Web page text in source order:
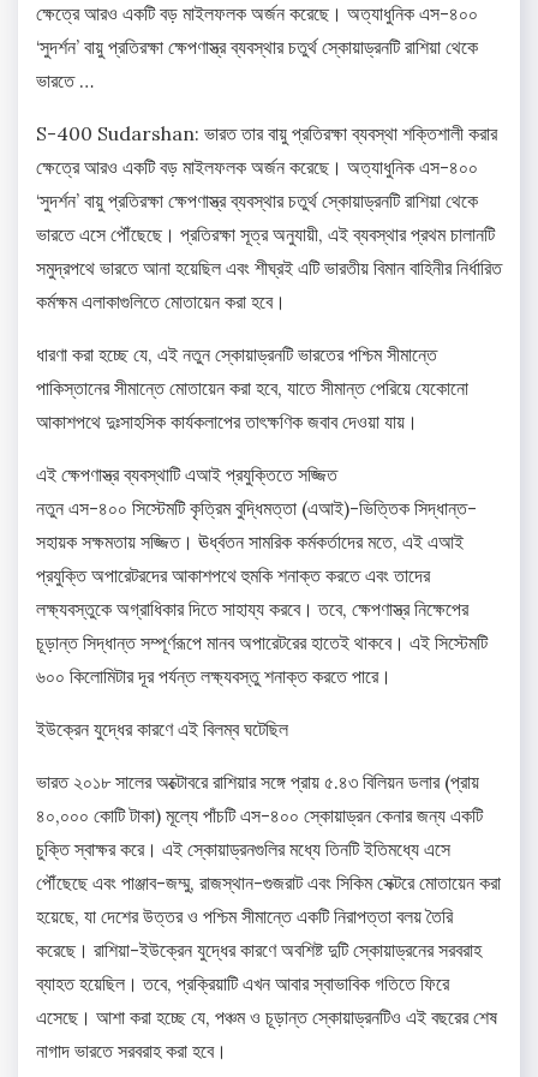
ক্ষেত্রে আরও একটি বড় মাইলফলক অর্জন করেছে। অত্যাধুনিক এস-৪০০
‘সুদর্শন’ বায়ু প্রতিরক্ষা ক্ষেপণাস্ত্র ব্যবস্থার চতুর্থ স্কোয়াড্রনটি রাশিয়া থেকে
ভারতে …
S-400 Sudarshan: ভারত তার বায়ু প্রতিরক্ষা ব্যবস্থা শক্তিশালী করার
ক্ষেত্রে আরও একটি বড় মাইলফলক অর্জন করেছে। অত্যাধুনিক এস-৪০০
‘সুদর্শন’ বায়ু প্রতিরক্ষা ক্ষেপণাস্ত্র ব্যবস্থার চতুর্থ স্কোয়াড্রনটি রাশিয়া থেকে
ভারতে এসে পৌঁছেছে। প্রতিরক্ষা সূত্র অনুযায়ী, এই ব্যবস্থার প্রথম চালানটি
সমুদ্রপথে ভারতে আনা হয়েছিল এবং শীঘ্রই এটি ভারতীয় বিমান বাহিনীর নির্ধারিত
কর্মক্ষম এলাকাগুলিতে মোতায়েন করা হবে।
ধারণা করা হচ্ছে যে, এই নতুন স্কোয়াড্রনটি ভারতের পশ্চিম সীমান্তে
পাকিস্তানের সীমান্তে মোতায়েন করা হবে, যাতে সীমান্ত পেরিয়ে যেকোনো
আকাশপথে দুঃসাহসিক কার্যকলাপের তাৎক্ষণিক জবাব দেওয়া যায়।
এই ক্ষেপণাস্ত্র ব্যবস্থাটি এআই প্রযুক্তিতে সজ্জিত
নতুন এস-৪০০ সিস্টেমটি কৃত্রিম বুদ্ধিমত্তা (এআই)-ভিত্তিক সিদ্ধান্ত-
সহায়ক সক্ষমতায় সজ্জিত। ঊর্ধ্বতন সামরিক কর্মকর্তাদের মতে, এই এআই
প্রযুক্তি অপারেটরদের আকাশপথে হুমকি শনাক্ত করতে এবং তাদের
লক্ষ্যবস্তুকে অগ্রাধিকার দিতে সাহায্য করবে। তবে, ক্ষেপণাস্ত্র নিক্ষেপের
চূড়ান্ত সিদ্ধান্ত সম্পূর্ণরূপে মানব অপারেটরের হাতেই থাকবে। এই সিস্টেমটি
৬০০ কিলোমিটার দূর পর্যন্ত লক্ষ্যবস্তু শনাক্ত করতে পারে।
ইউক্রেন যুদ্ধের কারণে এই বিলম্ব ঘটেছিল
ভারত ২০১৮ সালের অক্টোবরে রাশিয়ার সঙ্গে প্রায় ৫.৪৩ বিলিয়ন ডলার (প্রায়
৪০,০০০ কোটি টাকা) মূল্যে পাঁচটি এস-৪০০ স্কোয়াড্রন কেনার জন্য একটি
চুক্তি স্বাক্ষর করে। এই স্কোয়াড্রনগুলির মধ্যে তিনটি ইতিমধ্যে এসে
পৌঁছেছে এবং পাঞ্জাব-জম্মু, রাজস্থান-গুজরাট এবং সিকিম সেক্টরে মোতায়েন করা
হয়েছে, যা দেশের উত্তর ও পশ্চিম সীমান্তে একটি নিরাপত্তা বলয় তৈরি
করেছে। রাশিয়া-ইউক্রেন যুদ্ধের কারণে অবশিষ্ট দুটি স্কোয়াড্রনের সরবরাহ
ব্যাহত হয়েছিল। তবে, প্রক্রিয়াটি এখন আবার স্বাভাবিক গতিতে ফিরে
এসেছে। আশা করা হচ্ছে যে, পঞ্চম ও চূড়ান্ত স্কোয়াড্রনটিও এই বছরের শেষ
নাগাদ ভারতে সরবরাহ করা হবে।